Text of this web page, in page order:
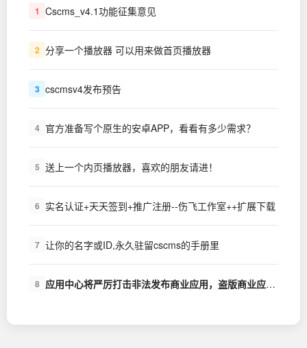
1 Cscms_v4.1功能征集意见
2 分享一个播放器 可以用来做首页播放器
3 cscmsv4发布预告
4 官方准备写个原生的安卓APP，看看有多少需求？
5 送上一个内页播放器，喜欢的朋友请进！
6 实名认证+天天签到+推广注册--伤飞工作室++扩展下载
7 让你的名字或ID,永久驻留cscms的手册里
8 应用中心将严厉打击非法发布商业应用，盗版商业应用的行为